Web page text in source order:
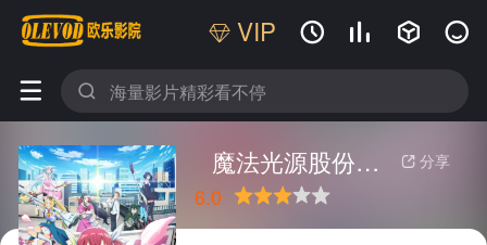
VIP    
 
 分享
魔法光源股份有限公司
6.0
很差较差还行推荐力荐